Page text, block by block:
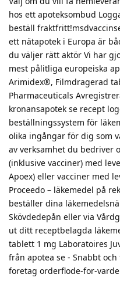
hos ett apoteksombud
beställ
ett nätapotek i Europa är
du väljer rätt aktör Vi har
mest pålitliga europeiska
Arimidex®, Filmdragerad
Pharmaceuticals
kronansapotek se recept
beställningssystem för
olika ingångar för dig som
av verksamhet du bedriver
(inklusive vacciner) med
Apoex) eller vacciner med
Proceedo – läkemedel på
beställer dina
Skövdedepån eller via
ut ditt receptbelagda
tablett 1 mg Laboratoires
från apotea se - Snabbt
foretag orderflode-for-